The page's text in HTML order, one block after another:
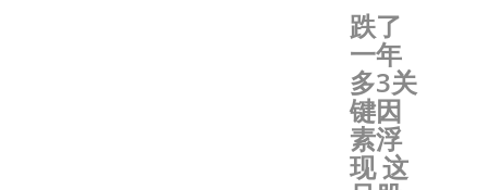
跌了
一年
多3关
键因
素浮
现 这